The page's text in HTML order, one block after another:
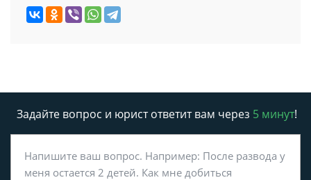
Задайте вопрос и юрист ответит вам через 5 минут!